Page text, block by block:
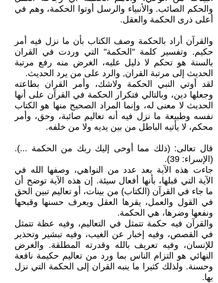
والحكم الصائب. والأنبياء والرسل أوتوا الحكمة، وهم في
أعلى ذرى الحكمة والعقل.
والقرآن أراد بالحكمة وصف الكتاب بأن ما نزل فيه أمر
حكيم. وتفسير كلمة "الحكمة" التي وردت في القران
بالسنة هو تحكم لا دليل عليه، الغرض منه رفع مرتبة
الحديث إلى مرتبة القران, والرد على من يرد الحديث.
لقد أوتي النبي الحكمة ولاشك، وأمر القران بطاعته
وجعلها دين، وبالتالي فتكرار الحكمة في القرآن على أنها
الحديث لا معنى له، وإنما المراد الصحيح منها هو الكتاب
نفسه وطبيعة ما نزل فيه أنه تعاليم صائبة، وحق، وأمر
محكم، لا يأتيه الباطل من بين يديه ولا من خلفه.
قال تعالى: (ذلك مما أوحى إليك ربك من الحكمة ...).
(الإسراء: 39).
جاءت هذه الآية بعد عدد من النواهي، وصفها الله في
الآية التي قبلها، بأنها أفعال سيئة. إن هذه الآية توضح أن
ما جاء في القرآن (الكتاب) من بينات، أو تعاليم تبين الحق
في القول والعمل، يقرها العقل ويعرف حسنها وقبحها
ونفعها وضرها، هي الحكمة.
والقرآن فيه حكمة تتمثل في التعاليم، وفيه عظة تتمثل
في القصص، وفيه إخبار عن الغيب، وفيه تبشير وتحذير
للإنسان، وفيه تعريف بالله وقدرته المطلقة. والغرض
النهائي هو التزام الناس بما ورد من تعاليم حكيمة نافعة
وحسنة. ولذلك كثيرا ما ينبه القران إلى الحكمة التي نزل
بها.